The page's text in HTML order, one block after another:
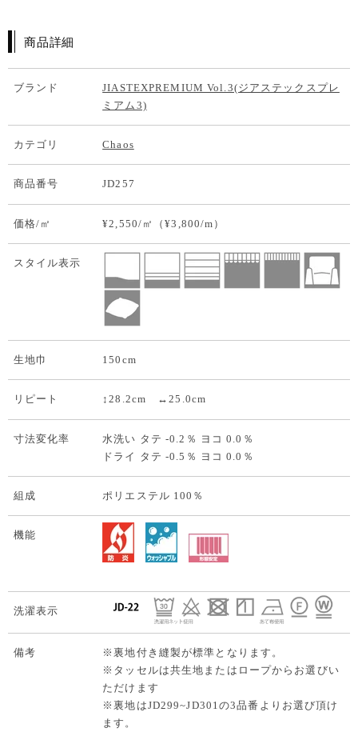
商品詳細
ブランド
JIASTEXPREMIUM Vol.3(ジアステックスプレ
ミアム3)
カテゴリ Chaos
商品番号 JD257
価格/㎡ ¥2,550/㎡（¥3,800/m）
スタイル表示
生地巾 150cm
リピート ↕28.2cm ↔25.0cm
寸法変化率
水洗い タテ -0.2％ ヨコ 0.0％
ドライ タテ -0.5％ ヨコ 0.0％
組成 ポリエステル 100％
機能
洗濯表示
備考
※裏地付き縫製が標準となります。
※タッセルは共生地またはロープからお選びい
ただけます
※裏地はJD299~JD301の3品番よりお選び頂け
ます。